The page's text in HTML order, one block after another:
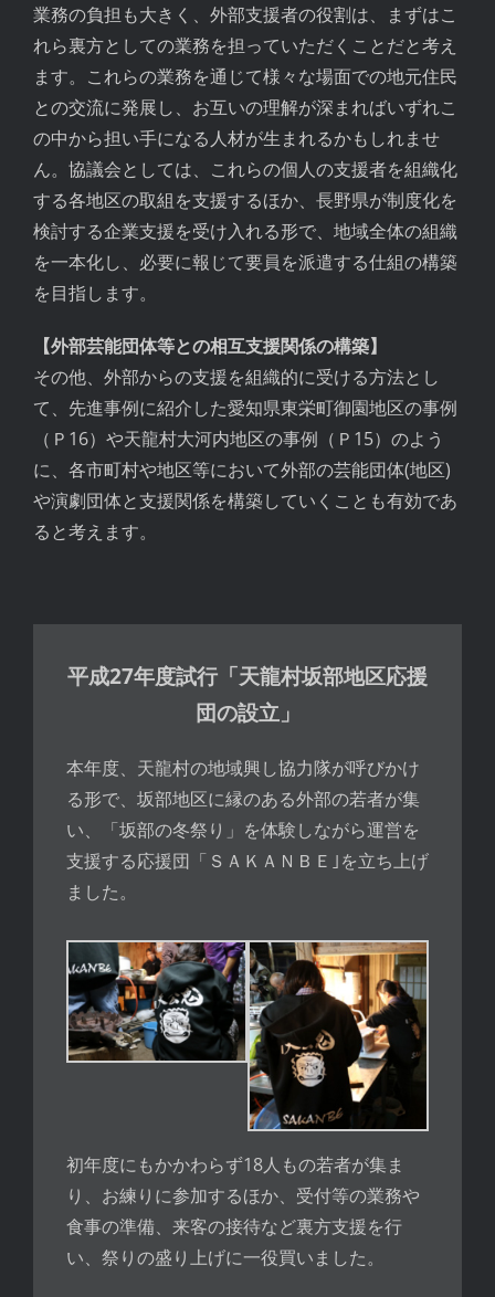
業務の負担も大きく、外部支援者の役割は、まずはこ
れら裏方としての業務を担っていただくことだと考え
ます。これらの業務を通じて様々な場面での地元住民
との交流に発展し、お互いの理解が深まればいずれこ
の中から担い手になる人材が生まれるかもしれませ
ん。協議会としては、これらの個人の支援者を組織化
する各地区の取組を支援するほか、長野県が制度化を
検討する企業支援を受け入れる形で、地域全体の組織
を一本化し、必要に報じて要員を派遣する仕組の構築
を目指します。
【外部芸能団体等との相互支援関係の構築】
その他、外部からの支援を組織的に受ける方法とし
て、先進事例に紹介した愛知県東栄町御園地区の事例
（Ｐ16）や天龍村大河内地区の事例（Ｐ15）のよう
に、各市町村や地区等において外部の芸能団体(地区)
や演劇団体と支援関係を構築していくことも有効であ
ると考えます。
平成27年度試行「天龍村坂部地区応援
団の設立」
本年度、天龍村の地域興し協力隊が呼びかけ
る形で、坂部地区に縁のある外部の若者が集
い、「坂部の冬祭り」を体験しながら運営を
支援する応援団「ＳＡＫＡＮＢＥ｣を立ち上げ
ました。
初年度にもかかわらず18人もの若者が集ま
り、お練りに参加するほか、受付等の業務や
食事の準備、来客の接待など裏方支援を行
い、祭りの盛り上げに一役買いました。